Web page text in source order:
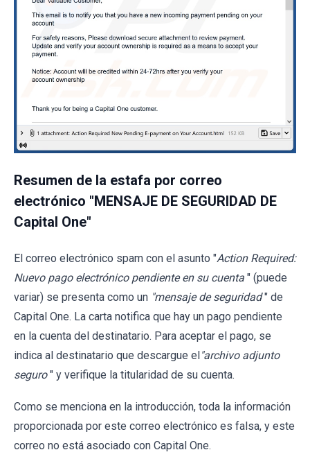
Resumen de la estafa por correo
electrónico "MENSAJE DE SEGURIDAD DE
Capital One"
El correo electrónico spam con el asunto "Action Required:
Nuevo pago electrónico pendiente en su cuenta " (puede
variar) se presenta como un "mensaje de seguridad " de
Capital One. La carta notifica que hay un pago pendiente
en la cuenta del destinatario. Para aceptar el pago, se
indica al destinatario que descargue el"archivo adjunto
seguro " y verifique la titularidad de su cuenta.
Como se menciona en la introducción, toda la información
proporcionada por este correo electrónico es falsa, y este
correo no está asociado con Capital One.